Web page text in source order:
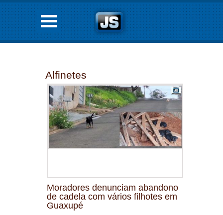
Alfinetes
Moradores denunciam abandono
de cadela com vários filhotes em
Guaxupé